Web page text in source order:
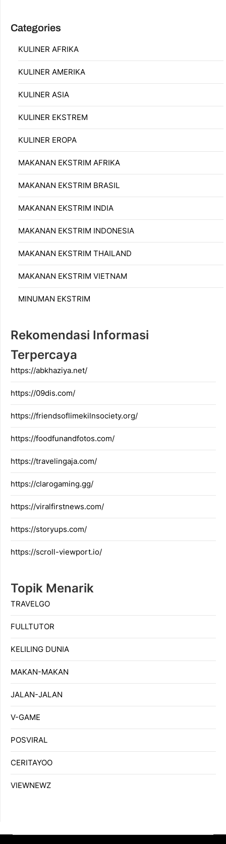
Categories
KULINER AFRIKA
KULINER AMERIKA
KULINER ASIA
KULINER EKSTREM
KULINER EROPA
MAKANAN EKSTRIM AFRIKA
MAKANAN EKSTRIM BRASIL
MAKANAN EKSTRIM INDIA
MAKANAN EKSTRIM INDONESIA
MAKANAN EKSTRIM THAILAND
MAKANAN EKSTRIM VIETNAM
MINUMAN EKSTRIM
Rekomendasi Informasi
Terpercaya
https://abkhaziya.net/
https://09dis.com/
https://friendsoflimekilnsociety.org/
https://foodfunandfotos.com/
https://travelingaja.com/
https://clarogaming.gg/
https://viralfirstnews.com/
https://storyups.com/
https://scroll-viewport.io/
Topik Menarik
TRAVELGO
FULLTUTOR
KELILING DUNIA
MAKAN-MAKAN
JALAN-JALAN
V-GAME
POSVIRAL
CERITAYOO
VIEWNEWZ